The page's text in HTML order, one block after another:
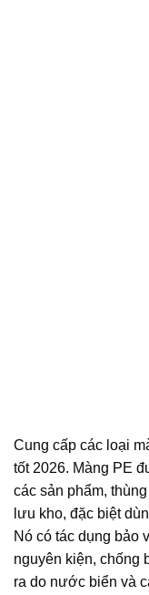
Cung cấp các loại
tốt 2026. Màng PE
các sản phẩm,
lưu kho, đặc biệt
Nó có tác dụng bảo
nguyên kiện, chống
ra do nước biển và